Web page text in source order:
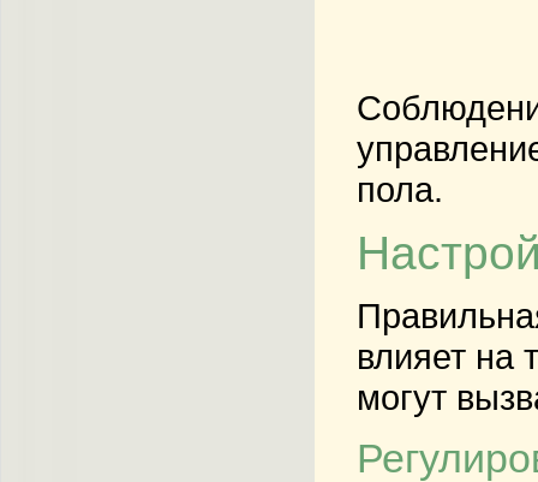
пола.
влияет на
могут